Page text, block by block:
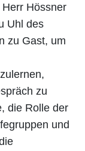
Hössner
Uhl des
zu Gast, um
zu
die Rolle der
und